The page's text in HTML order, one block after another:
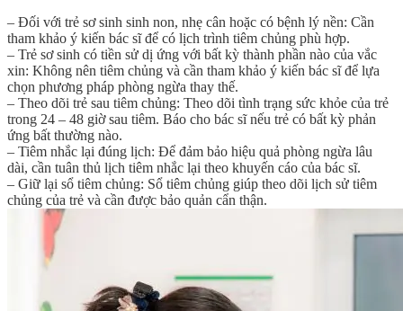
– Đối với trẻ sơ sinh sinh non, nhẹ cân hoặc có bệnh lý nền: Cần
tham khảo ý kiến bác sĩ để có lịch trình tiêm chủng phù hợp.
– Trẻ sơ sinh có tiền sử dị ứng với bất kỳ thành phần nào của vắc
xin: Không nên tiêm chủng và cần tham khảo ý kiến bác sĩ để lựa
chọn phương pháp phòng ngừa thay thế.
– Theo dõi trẻ sau tiêm chủng: Theo dõi tình trạng sức khỏe của trẻ
trong 24 – 48 giờ sau tiêm. Báo cho bác sĩ nếu trẻ có bất kỳ phản
ứng bất thường nào.
– Tiêm nhắc lại đúng lịch: Để đảm bảo hiệu quả phòng ngừa lâu
dài, cần tuân thủ lịch tiêm nhắc lại theo khuyến cáo của bác sĩ.
– Giữ lại sổ tiêm chủng: Sổ tiêm chủng giúp theo dõi lịch sử tiêm
chủng của trẻ và cần được bảo quản cẩn thận.